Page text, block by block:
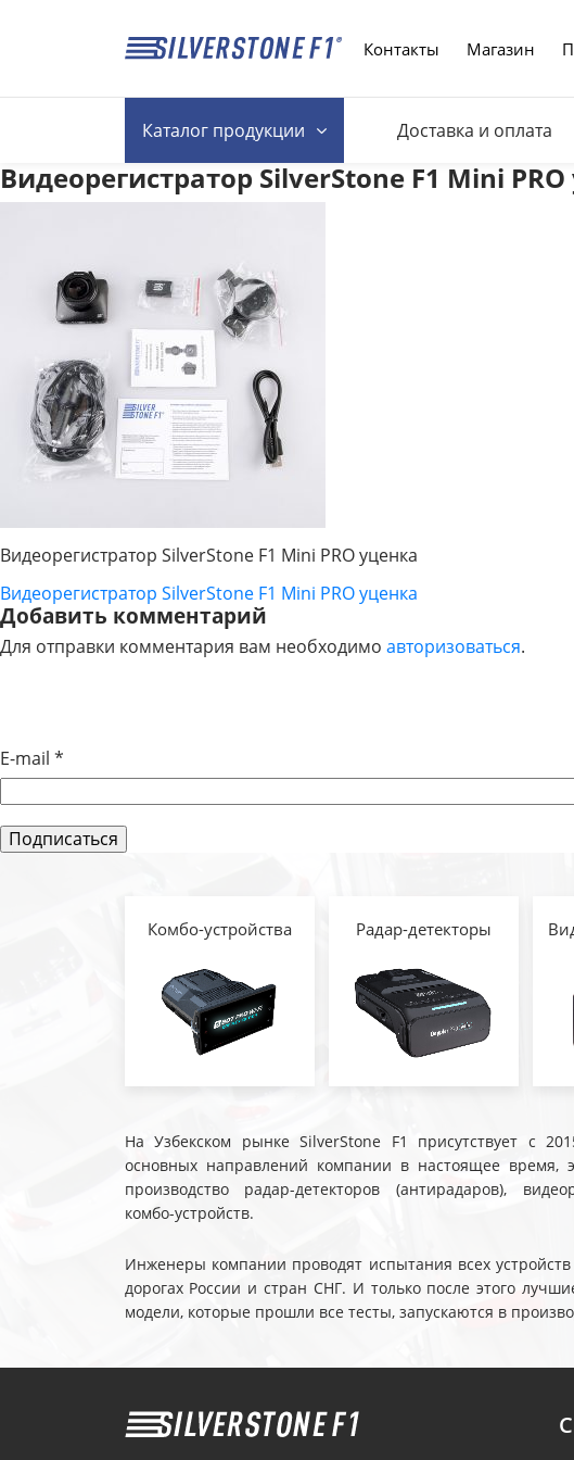
Контакты Магазин
Каталогпродукции Доставка и оплата
Видеорегистратор SilverStone F1 Mini
Видеорегистратор SilverStone F1 Mini PRO уценка
НАВИГАЦИЯ
ПО
Видеорегистратор SilverStone F1 Mini PRO уценка
Добавить комментарий
Для отправки комментария вам необходимо авторизоваться.
E-mail *
Комбо-устройства Радар-детекторы
На Узбекском рынке SilverStone F1 присутствует с
основных направлений компании в настоящее время,
производство радар-детекторов (антирадаров),
комбо-устройств.
Инженеры компании проводят испытания всех
дорогах России и стран СНГ. И только после этого
модели, которые прошли все тесты, запускаются в